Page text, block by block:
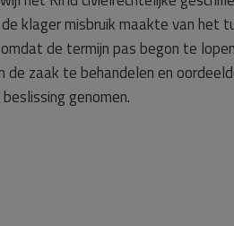
klager misbruik maakte van het
de termijn pas begon te
de zaak te behandelen en
genomen.